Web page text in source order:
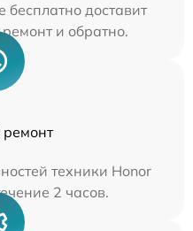
доставит
и обратно.
техники Honor
2 часов.